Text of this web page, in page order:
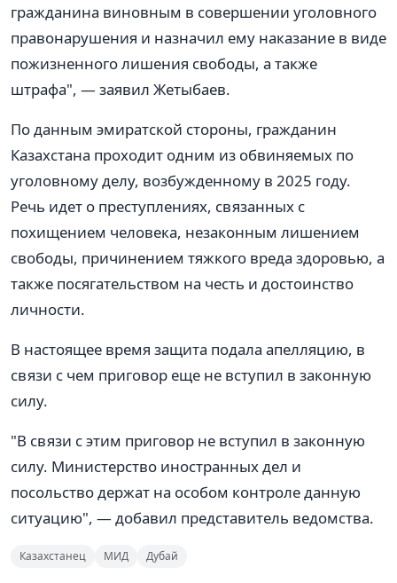
гражданина виновным в совершении уголовного
правонарушения и назначил ему наказание в виде
пожизненного лишения свободы, а также
штрафа", — заявил Жетыбаев.
По данным эмиратской стороны, гражданин
Казахстана проходит одним из обвиняемых по
уголовному делу, возбужденному в 2025 году.
Речь идет о преступлениях, связанных с
похищением человека, незаконным лишением
свободы, причинением тяжкого вреда здоровью, а
также посягательством на честь и достоинство
личности.
В настоящее время защита подала апелляцию, в
связи с чем приговор еще не вступил в законную
силу.
"В связи с этим приговор не вступил в законную
силу. Министерство иностранных дел и
посольство держат на особом контроле данную
ситуацию", — добавил представитель ведомства.
Казахстанец МИД Дубай